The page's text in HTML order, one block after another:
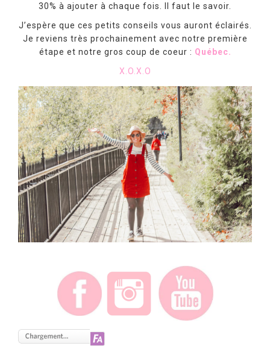
30% à ajouter à chaque fois. Il faut le savoir.
J’espère que ces petits conseils vous auront éclairés.
Je reviens très prochainement avec notre première
étape et notre gros coup de coeur : Québec.
X.O.X.O